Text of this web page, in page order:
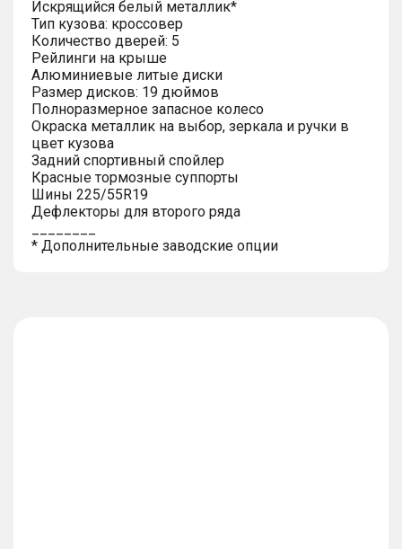
Искрящийся белый металлик*
Тип кузова: кроссовер
Количество дверей: 5
Рейлинги на крыше
Алюминиевые литые диски
Размер дисков: 19 дюймов
Полноразмерное запасное колесо
Окраска металлик на выбор, зеркала и ручки в
цвет кузова
Задний спортивный спойлер
Красные тормозные суппорты
Шины 225/55R19
Дефлекторы для второго ряда
* Дополнительные заводские опции